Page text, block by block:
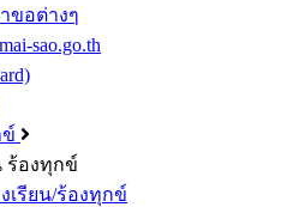
ขอต่างๆ
sao.go.th
ข์
ร้องทุกข์
เรียน/ร้องทุกข์